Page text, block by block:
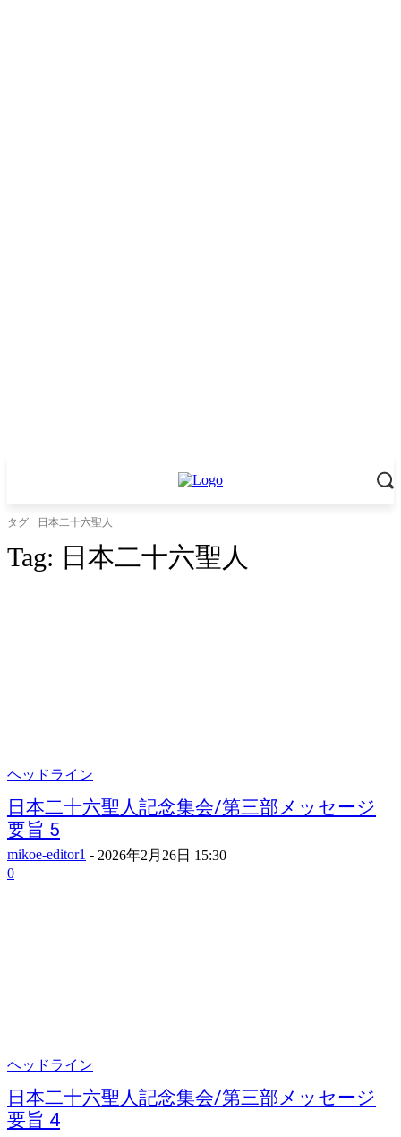
タグ 日本二十六聖人
Tag: 日本二十六聖人
ヘッドライン
日本二十六聖人記念集会/第三部メッセージ
要旨 5
mikoe-editor1 - 2026年2月26日 15:30
0
ヘッドライン
日本二十六聖人記念集会/第三部メッセージ
要旨 4